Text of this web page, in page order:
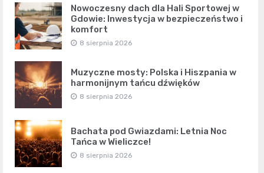
Nowoczesny dach dla Hali Sportowej w
Gdowie: Inwestycja w bezpieczeństwo i
komfort
8 sierpnia 2026
Muzyczne mosty: Polska i Hiszpania w
harmonijnym tańcu dźwięków
8 sierpnia 2026
Bachata pod Gwiazdami: Letnia Noc
Tańca w Wieliczce!
8 sierpnia 2026